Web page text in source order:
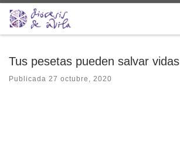
Saltar al contenido
Tus pesetas pueden salvar vidas
Publicada 27 octubre, 2020